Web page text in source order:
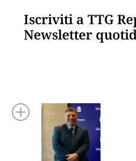
Iscriviti a TTG
Newsletter